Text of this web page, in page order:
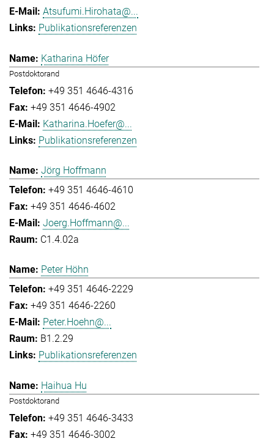
Atsufumi.Hirohata@...
Publikationsreferenzen
Katharina Höfer
Postdoktorand
+49 351 4646-4316
+49 351 4646-4902
Katharina.Hoefer@...
Publikationsreferenzen
Jörg Hoffmann
+49 351 4646-4610
+49 351 4646-4602
Joerg.Hoffmann@...
C1.4.02a
Peter Höhn
+49 351 4646-2229
+49 351 4646-2260
Peter.Hoehn@...
B1.2.29
Publikationsreferenzen
Haihua Hu
Postdoktorand
+49 351 4646-3433
+49 351 4646-3002